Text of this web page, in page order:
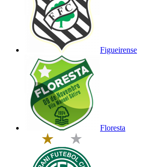
Figueirense
Floresta